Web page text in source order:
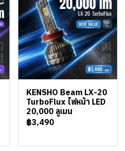
KENSHO Beam LX-20
TurboFlux ไฟหน้า LED
20,000 ลูเมน
฿3,490